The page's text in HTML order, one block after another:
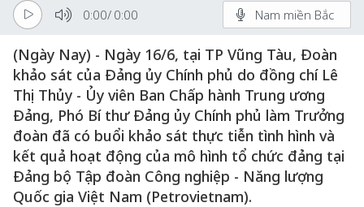
0:00/ 0:00 Nam miền Bắc
(Ngày Nay) - Ngày 16/6, tại TP Vũng Tàu, Đoàn
khảo sát của Đảng ủy Chính phủ do đồng chí Lê
Thị Thủy - Ủy viên Ban Chấp hành Trung ương
Đảng, Phó Bí thư Đảng ủy Chính phủ làm Trưởng
đoàn đã có buổi khảo sát thực tiễn tình hình và
kết quả hoạt động của mô hình tổ chức đảng tại
Đảng bộ Tập đoàn Công nghiệp - Năng lượng
Quốc gia Việt Nam (Petrovietnam).